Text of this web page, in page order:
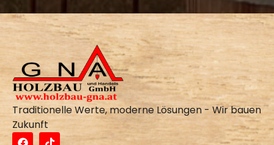
Traditionelle Werte, moderne Lösungen - Wir bauen
Zukunft